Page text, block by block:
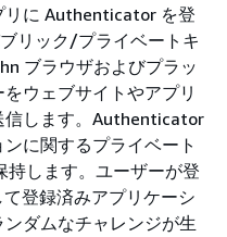
リに Authenticator を登
リック/プライベートキ
ブラウザおよびプラッ
ウェブサイトやアプリ
信します。Authenticator
に関するプライベート
持します。ユーザーが登
登録済みアプリケーシ
ダムなチャレンジが生